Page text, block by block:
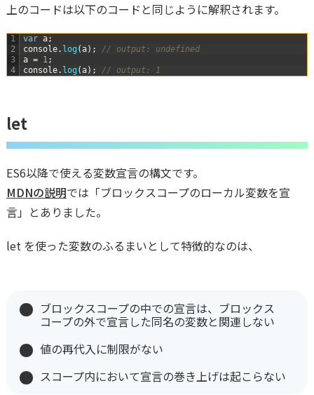
上のコードは以下のコードと同じように解釈されます。
1
2
3
4
var a;
console. log (a) ;
// output: undefined
a = 1;
console. log (a) ; // output: 1
let
ES6以降で使える変数宣言の構文です。
MDNの説明では「ブロックスコープのローカル変数を宣
言」とありました。
let を使った変数のふるまいとして特徴的なのは、
ブロックスコープの中での宣言は、ブロックス
コープの外で宣言した同名の変数と関連しない
値の再代入に制限がない
スコープ内において宣言の巻き上げは起こらない